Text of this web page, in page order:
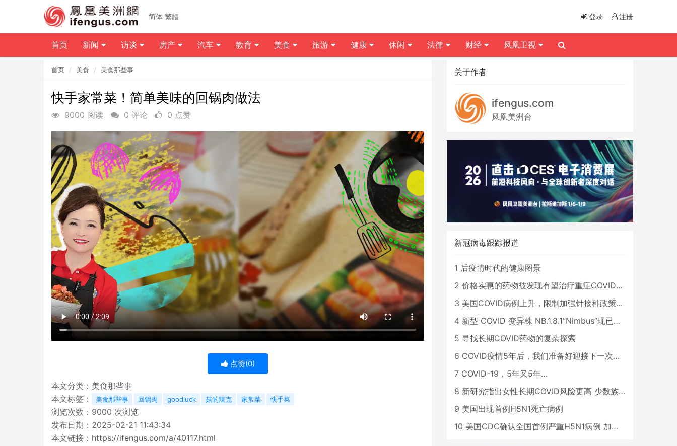
首页 美食 美食那些事
快手家常菜！简单美味的回锅肉做法
9000 阅读 0 评论 0 点赞
点赞(0)
本文分类： 美食那些事
本文标签：
美食那些事 回锅肉 goodluck 菇的辣克 家常菜 快手菜
浏览次数： 9000 次浏览
发布日期：2025-02-21 11:43:34
本文链接： https://ifengus.com/a/40117.html
关于作者
ifengus.com
凤凰美洲台
新冠病毒跟踪报道
1 后疫情时代的健康图景
2 价格实惠的药物被发现有望治疗重症COVID患者
3 美国COVID病例上升，限制加强针接种政策即将出台
4 新型 COVID 变异株 NB.1.8.1“Nimbus”现已在美国占据主导地位
5 寻找长期COVID药物的复杂探索
6 COVID疫情5年后，我们准备好迎接下一次大流行了吗？
7 COVID-19，5年又5年…
8 新研究指出女性长期COVID风险更高 少数族裔儿童存在差异
9 美国出现首例H5N1死亡病例
10 美国CDC确认全国首例严重H5N1病例 加州进入紧急状态
简体 繁體 登录 注册
首页 新闻 访谈 房产 汽车 教育 美食 旅游 健康 休闲 法律 财经 凤凰卫视